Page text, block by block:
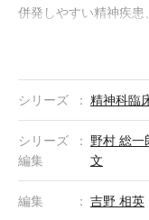
併発しやすい精神疾
り、てんかんの精神
●≪
III本書を含む3巻の
＋税 ISBN978-4-
シリーズ 精神科臨
シリーズ
編集
野村 総一
文
編集 吉野 相英